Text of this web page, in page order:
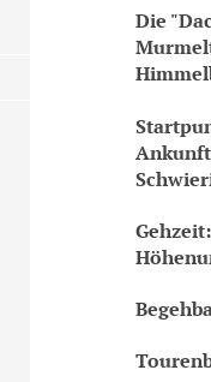
Die
Gehzeit: